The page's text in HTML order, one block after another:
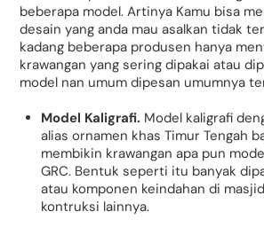
beberapa model. Artinya Kamu bisa
desain yang anda mau asalkan tidak
kadang beberapa produsen hanya
krawangan yang sering dipakai atau
model nan umum dipesan umumnya
Model Kaligrafi. Model kaligrafi
alias ornamen khas Timur Tengah
membikin krawangan apa pun
GRC. Bentuk seperti itu banyak
atau komponen keindahan di
kontruksi lainnya.